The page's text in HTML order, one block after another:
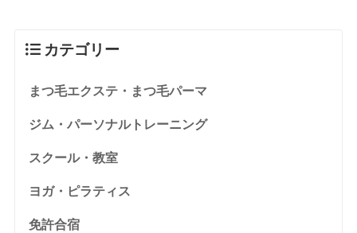
カテゴリー
まつ毛エクステ・まつ毛パーマ
ジム・パーソナルトレーニング
スクール・教室
ヨガ・ピラティス
免許合宿